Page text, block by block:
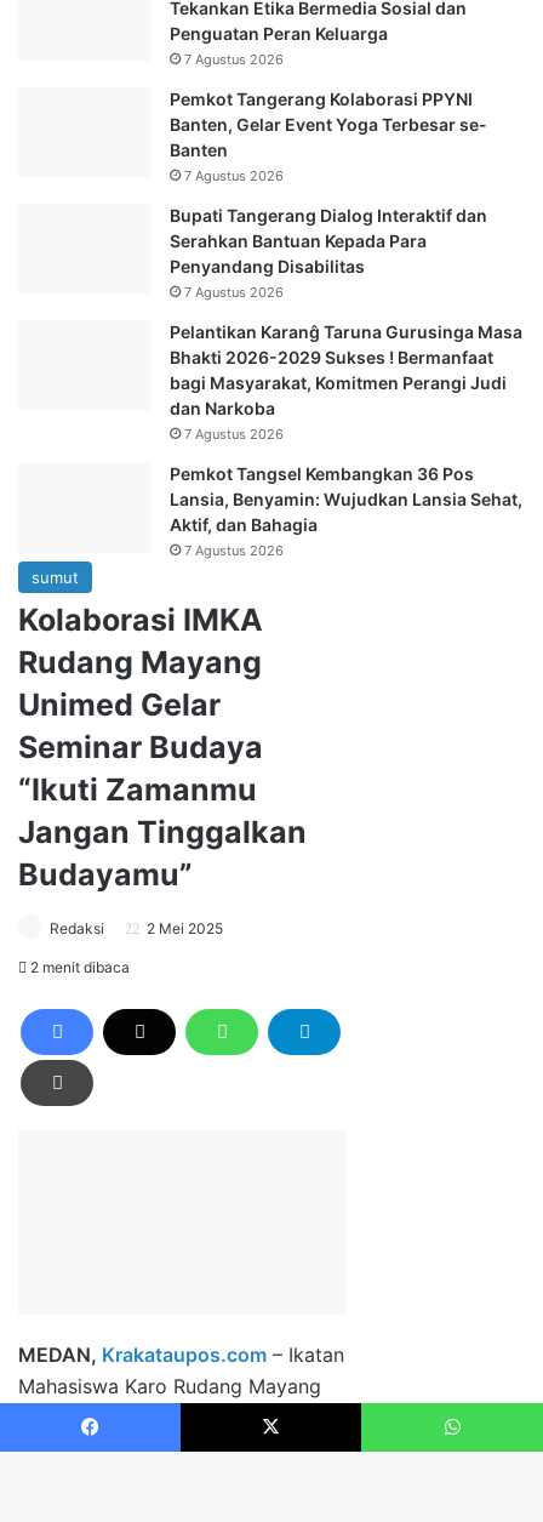
Tekankan Etika Bermedia Sosial dan
Penguatan Peran Keluarga
7 Agustus 2026
Pemkot Tangerang Kolaborasi PPYNI
Banten, Gelar Event Yoga Terbesar se-
Banten
7 Agustus 2026
Bupati Tangerang Dialog Interaktif dan
Serahkan Bantuan Kepada Para
Penyandang Disabilitas
7 Agustus 2026
Pelantikan Karanĝ Taruna Gurusinga Masa
Bhakti 2026-2029 Sukses ! Bermanfaat
bagi Masyarakat, Komitmen Perangi Judi
dan Narkoba
7 Agustus 2026
Pemkot Tangsel Kembangkan 36 Pos
Lansia, Benyamin: Wujudkan Lansia Sehat,
Aktif, dan Bahagia
7 Agustus 2026
Facebook X WhatsApp